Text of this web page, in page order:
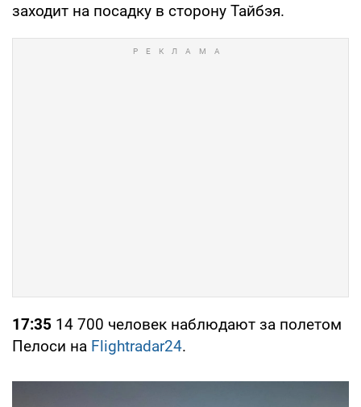
заходит на посадку в сторону Тайбэя.
17:35 14 700 человек наблюдают за полетом
Пелоси на Flightradar24.